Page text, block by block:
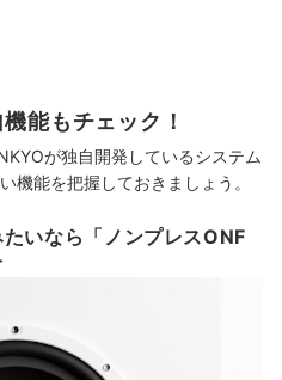
能もチェック！
が独自開発しているシステム
機能を把握しておきましょう。
いなら「ノンプレスONF